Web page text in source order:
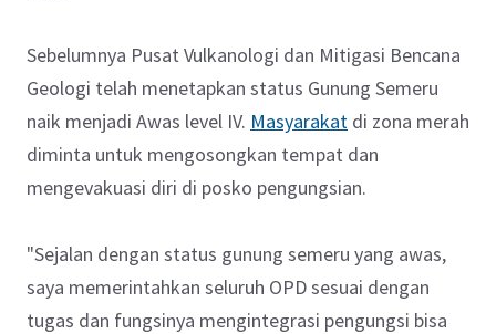
Sebelumnya Pusat Vulkanologi dan Mitigasi Bencana
Geologi telah menetapkan status Gunung Semeru
naik menjadi Awas level IV. Masyarakat di zona merah
diminta untuk mengosongkan tempat dan
mengevakuasi diri di posko pengungsian.
"Sejalan dengan status gunung semeru yang awas,
saya memerintahkan seluruh OPD sesuai dengan
tugas dan fungsinya mengintegrasi pengungsi bisa